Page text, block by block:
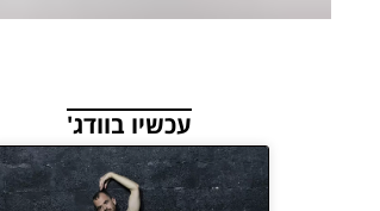
עכשיו בוודג'